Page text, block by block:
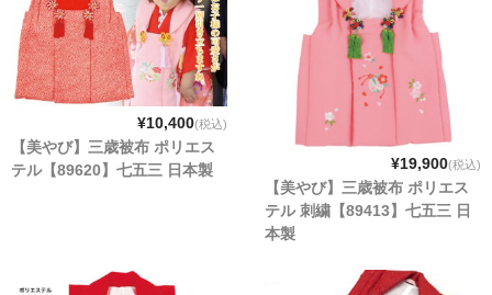
¥10,400(税込)
【美やび】三歳被布 ポリエス
テル【89620】七五三 日本製
¥19,900(税込)
【美やび】三歳被布 ポリエス
テル 刺繍【89413】七五三 日
本製